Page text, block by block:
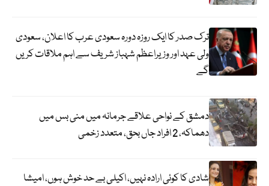
ترک صدر کا ایک روزہ دورہ سعودی عرب کا اعلان، سعودی
ولی عہد اور وزیراعظم شہباز شریف سے اہم ملاقات کریں
گے
دمشق کے نواحی علاقے جرمانہ میں منی بس میں
دھماکہ، 2 افراد جاں بحق، متعدد زخمی
شادی کا کوئی ارادہ نہیں، اکیلی بے حد خوش ہوں، امیشا